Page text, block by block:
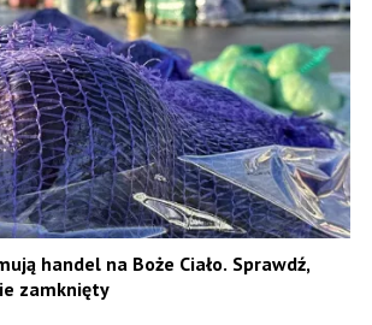
handel na Boże Ciało. Sprawdź,
zamknięty